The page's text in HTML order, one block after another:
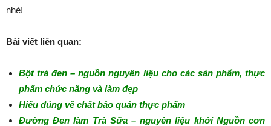
nhé!
Bài viết liên quan:
Bột trà đen – nguồn nguyên liệu cho các sản phẩm, thực
phẩm chức năng và làm đẹp
Hiểu đúng về chất bảo quản thực phẩm
Đường Đen làm Trà Sữa – nguyên liệu khởi Nguồn cơn